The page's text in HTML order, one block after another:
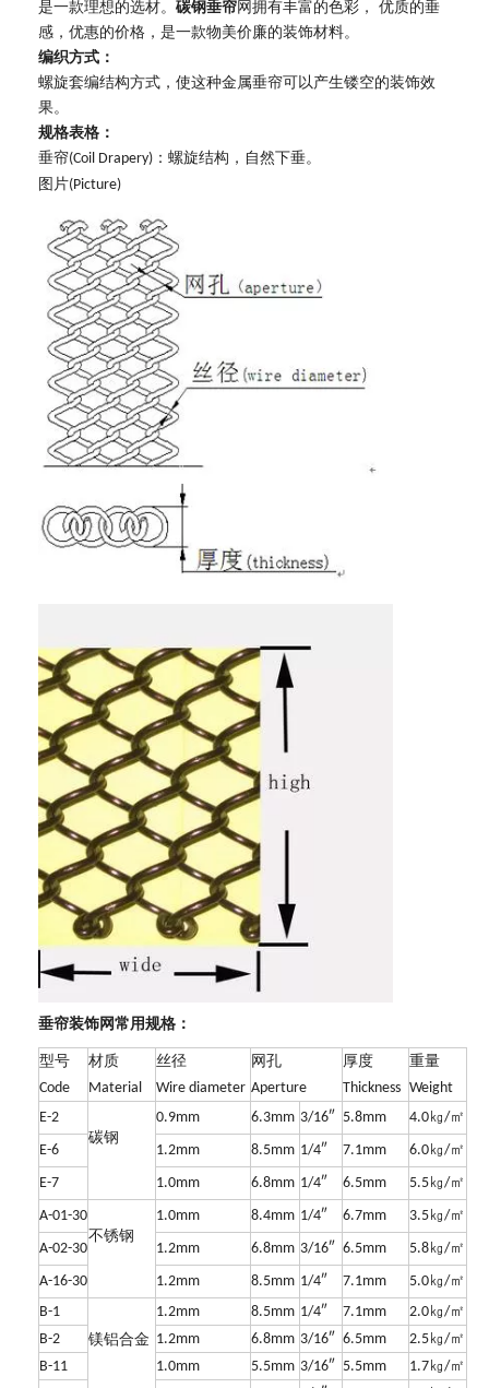
是一款理想的选材。 碳钢垂帘网拥有丰富的色彩， 优质的垂
感，优惠的价格，是一款物美价廉的装饰材料。
编织方式：
螺旋套编结构方式，使这种金属垂帘可以产生镂空的装饰效
果。
规格表格：
垂帘(Coil Drapery)： 螺旋结构，自然下垂。
图片(Picture)
垂帘装饰网常用规格：
型号
Code
材质
Material
丝径
Wire diameter
网孔
Aperture
厚度
Thickness
重量
Weight
E-2
碳钢
0.9mm 6.3mm 3/16″ 5.8mm 4.0㎏/㎡
E-6 1.2mm 8.5mm 1/4″ 7.1mm 6.0㎏/㎡
E-7 1.0mm 6.8mm 1/4″ 6.5mm 5.5㎏/㎡
A-01-30
不锈钢
1.0mm 8.4mm 1/4″ 6.7mm 3.5㎏/㎡
A-02-30 1.2mm 6.8mm 3/16″ 6.5mm 5.8㎏/㎡
A-16-30 1.2mm 8.5mm 1/4″ 7.1mm 5.0㎏/㎡
B-1
镁铝合金
1.2mm 8.5mm 1/4″ 7.1mm 2.0㎏/㎡
B-2 1.2mm 6.8mm 3/16″ 6.5mm 2.5㎏/㎡
B-11 1.0mm 5.5mm 3/16″ 5.5mm 1.7㎏/㎡